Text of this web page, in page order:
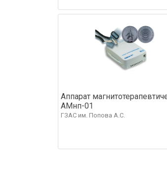
Аппарат
АМнп-01
ГЗАС им. Попова А.С.